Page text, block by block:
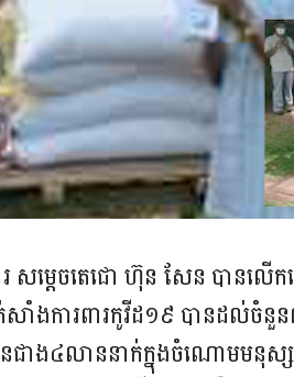
រ សម្តេចតេជោ ហ៊ុន សែន បានលើ
សាំងការពារកូវីដ១៩ បានដល់ចំនួ
ជាង៤លាននាក់ក្នុងចំណោមមនុស្ស